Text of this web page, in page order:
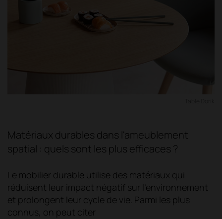
Matériaux durables dans l'ameublement
spatial : quels sont les plus efficaces ?
Le mobilier durable utilise des matériaux qui
réduisent leur impact négatif sur l'environnement
et prolongent leur cycle de vie. Parmi les plus
connus, on peut citer